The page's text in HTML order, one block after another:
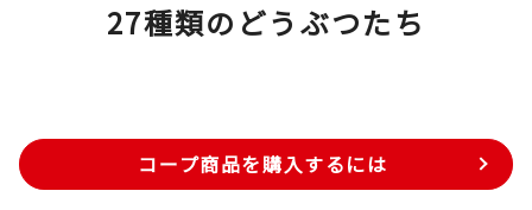
27種類のどうぶつたち
コープ商品を購入するには